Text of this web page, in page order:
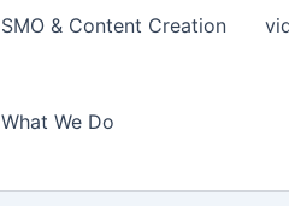
SMO & Content Creation
What We Do